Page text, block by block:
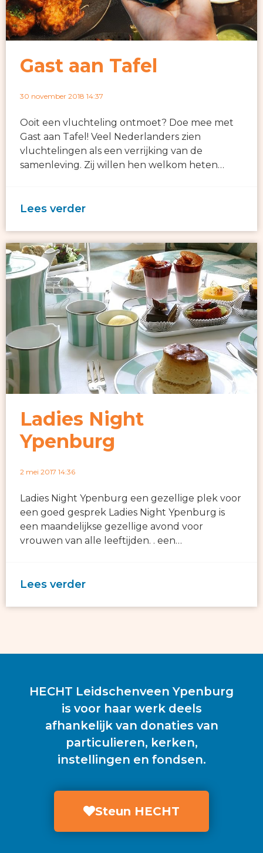
Gast aan Tafel
30 november 2018 14:37
Ooit een vluchteling ontmoet? Doe mee met
Gast aan Tafel! Veel Nederlanders zien
vluchtelingen als een verrijking van de
samenleving. Zij willen hen welkom heten…
Lees verder
Ladies Night
Ypenburg
2 mei 2017 14:36
Ladies Night Ypenburg een gezellige plek voor
een goed gesprek Ladies Night Ypenburg is
een maandelijkse gezellige avond voor
vrouwen van alle leeftijden. . een…
Lees verder
HECHT Leidschenveen Ypenburg
is voor haar werk deels
afhankelijk van donaties van
particulieren, kerken,
instellingen en fondsen.
Steun HECHT